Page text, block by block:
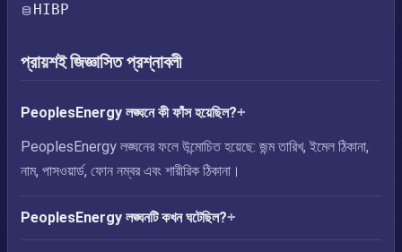
HIBP
প্রায়শই জিজ্ঞাসিত প্রশ্নাবলী
PeoplesEnergy লঙ্ঘনে কী ফাঁস হয়েছিল?
PeoplesEnergy লঙ্ঘনের ফলে উন্মোচিত হয়েছে: জন্ম তারিখ, ইমেল ঠিকানা,
নাম, পাসওয়ার্ড, ফোন নম্বর এবং শারীরিক ঠিকানা।
PeoplesEnergy লঙ্ঘনটি কখন ঘটেছিল?